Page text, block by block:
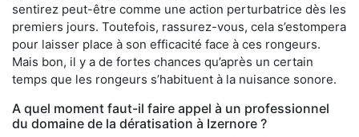
sentirez peut-être comme une action perturbatrice dès les
premiers jours. Toutefois, rassurez-vous, cela s’estompera
pour laisser place à son efficacité face à ces rongeurs.
Mais bon, il y a de fortes chances qu’après un certain
temps que les rongeurs s’habituent à la nuisance sonore.
A quel moment faut-il faire appel à un professionnel
du domaine de la dératisation à Izernore ?